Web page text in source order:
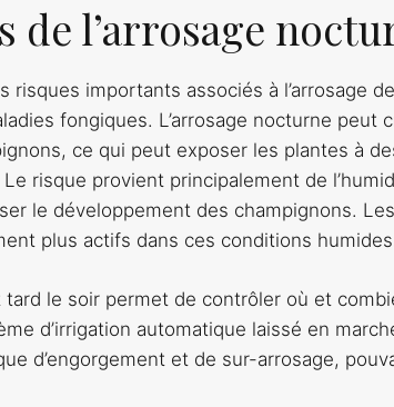
de l’arrosage
risques importants associés à l’arrosage
fongiques. L’arrosage nocturne peut
ce qui peut exposer les plantes à
risque provient principalement de
le développement des champignons.
plus actifs dans ces conditions
le soir permet de contrôler où et
d’irrigation automatique laissé en
d’engorgement et de sur-arrosage,